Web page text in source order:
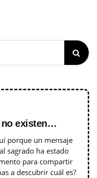
no existen…
porque un mensaje
sagrado ha estado
para compartir
a descubrir cuál es?